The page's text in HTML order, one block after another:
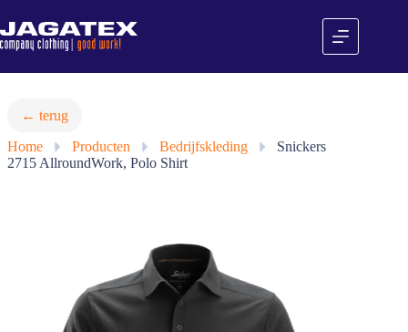
naar
de
inhoud
← terug
Home
» Producten » Bedrijfskleding »
Snickers
2715 AllroundWork, Polo Shirt